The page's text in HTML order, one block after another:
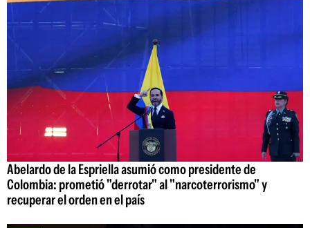
Abelardo de la Espriella asumió como presidente de
Colombia: prometió "derrotar" al "narcoterrorismo" y
recuperar el orden en el país